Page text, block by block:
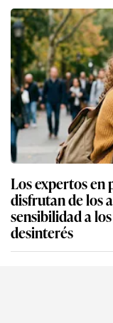
Los expertos en
disfrutan de los
sensibilidad a
desinterés